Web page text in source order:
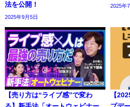
法を公開！
2025年9月5日
2025年
【売り方は“ライブ感”で変わ
【